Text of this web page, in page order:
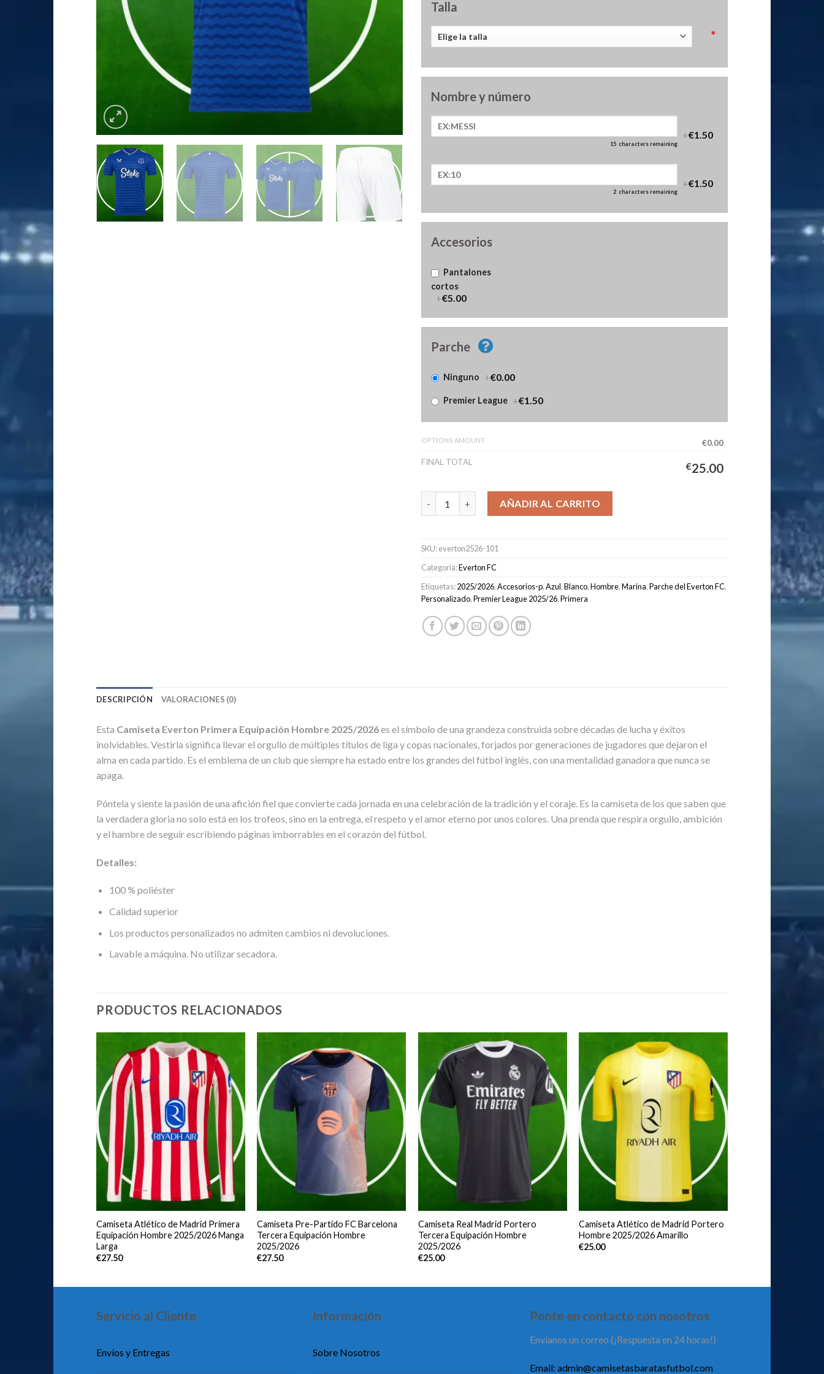
Talla
*
Nombre y número
15 characters remaining
+€1.50
2 characters remaining
+€1.50
Accesorios
Pantalones
cortos
+€5.00
Parche
Ninguno +€0.00
Premier League +€1.50
OPTIONS AMOUNT
€0.00
FINAL TOTAL
€25.00
Camiseta Everton Primera Equipación Hombre 2025/2026 cantidad
AÑADIR AL CARRITO
SKU:everton2526-101
Categoría:Everton FC
Etiquetas:2025/2026,Accesorios-p,Azul,Blanco,Hombre,Marina,Parche del Everton FC,
Personalizado,Premier League 2025/26,Primera
DESCRIPCIÓN VALORACIONES (0)
Esta Camiseta Everton Primera Equipación Hombre 2025/2026es el símbolo de una grandeza construida sobre décadas de lucha y éxitos
inolvidables. Vestirla significa llevar el orgullo de múltiples títulos de liga y copas nacionales, forjados por generaciones de jugadores que dejaron el
alma en cada partido. Es el emblema de un club que siempre ha estado entre los grandes del fútbol inglés, con una mentalidad ganadora que nunca se
apaga.
Póntela y siente la pasión de una afición fiel que convierte cada jornada en una celebración de la tradición y el coraje. Es la camiseta de los que saben que
la verdadera gloria no solo está en los trofeos, sino en la entrega, el respeto y el amor eterno por unos colores. Una prenda que respira orgullo, ambición
y el hambre de seguir escribiendo páginas imborrables en el corazón del fútbol.
Detalles:
100 % poliéster
Calidad superior
Los productos personalizados no admiten cambios ni devoluciones.
Lavable a máquina. No utilizar secadora.
PRODUCTOS RELACIONADOS
Camiseta Atlético de Madrid Primera
Equipación Hombre 2025/2026 Manga
Larga
€27.50
Camiseta Pre-Partido FC Barcelona
Tercera Equipación Hombre
2025/2026
€27.50
Camiseta Real Madrid Portero
Tercera Equipación Hombre
2025/2026
€25.00
Camiseta Atlético de Madrid Portero
Hombre 2025/2026 Amarillo
€25.00
Servicio al Cliente
Envíos y Entregas
Información
Sobre Nosotros
Ponte en contacto con nosotros
Envíanos un correo (¡Respuesta en 24 horas!)
Email: admin@camisetasbaratasfutbol.com